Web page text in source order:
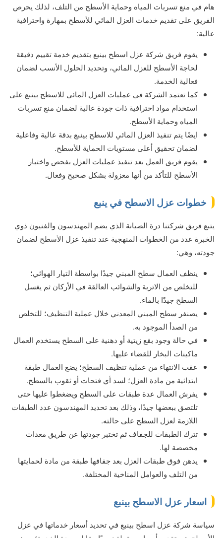
هام في منع تسربات المياه وحماية الأسطح من التلف، لذلك يحرص
الفريق على تقديم خدمات العزل المائي للأسطح بمهارة واحترافية
عالية:
يقوم فريق شركة عزل اسطح بينبع بتقديم خدمة تقييم دقيقة
لحاجة الأسطح للعزل المائي، وتحديد الحلول الأنسب لضمان
فعالية الخدمة.
كما تعتمد الشركة في عمليات العزل المائي للاسطح بينبع على
استخدام مواد احترافية ذات جودة عالية لضمان منع تسربات
المياه وحماية الأسطح.
ايضًا يتم تنفيذ العزل المائي للاسطح بينبع بدقة عالية وفاعلية
لضمان تحقيق أعلى مستويات الحماية للأسطح.
يقوم فريق العمل بعد تنفيذ عمليات العزل بفحص واختبار
الأسطح للتأكد من أنها معزولة بشكل صحيح وفعال.
خطوات عزل الاسطح في ينبع
يتبع فريق شركتنا درة الصيانة الذي يضم المهندسون والفنيون ذوي
الخبرة عدد من الخطوات المنهجية عند تنفيذ عزل الأسطح لضمان
جودته، وهي:
ينظف العمال سطح المبني جيدًا بواسطة التيار الهوائي؛
للتخلص من الاتربة والشوائب العالقة في الأركان ثم يغسل
السطح جيدًا بالماء.
يصنفر سطح المبني المعدني خلال عملية التنظيف؛ للتخلص
من الصدأ الموجود به.
في حالة وجود بقع زيتية أو دهنية على السطح يستخدم العمال
ماكينات البخار للقضاء عليها.
عقب الانتهاء من عملية تنظيف السطح؛ يضع العمال طبقة
ابتدائية من مادة العزل؛ لسد أي فتحات أو ثقوب بالسطح.
يفرش العمال عدة طبقات على السطح ويضغطوا عليها حتى
تلتصق ببعضها جيدًا، وذلك بعد تحديد المهندسون عدد الطبقات
اللازمة لعزل السطح على حالته.
تترك الطبقات للجفاف ثم تختبر جودتها عن طريق معدات
مخصصة لها.
يدهن فوق طبقات العزل بعد جفافها طبقة من مادة لحمايتها
من التلف والعوامل المناخية المختلفة.
اسعار عزل الاسطح بينبع
سياسة شركة عزل اسطح بينبع في تحديد أسعار خدماتها في عزل